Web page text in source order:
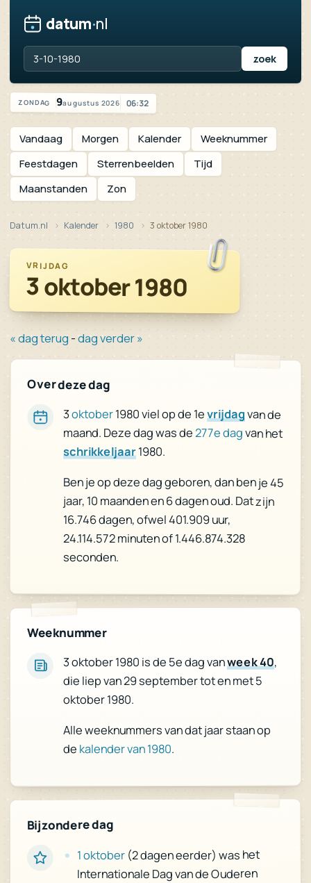
datum·nl
Vandaag is het zondag 9 augustus 2026
ZONDAG 9augustus 2026 06:32
Vandaag Morgen Kalender
Weeknummer
Sterrenbeelden
Tijd
Maanstanden
Zon
Feestdagen
Datum.nl Kalender 1980 3 oktober 1980
VRIJDAG
3 oktober 1980
« dag terug -dag verder »
Over deze dag
3oktober1980 viel op de 1evrijdagvan de
maand. Deze dag was de277e dagvan het
schrikkeljaar1980.
Ben je op deze dag geboren, dan ben je 45
jaar, 10 maanden en 6 dagen oud. Dat zijn
16.746 dagen, ofwel 401.909 uur,
24.114.572 minuten of 1.446.874.328
seconden.
Weeknummer
3 oktober 1980 is de 5e dag vanweek 40,
die liep van 29 september tot en met 5
oktober 1980.
Alle weeknummers van dat jaar staan op
de kalender van 1980.
Bijzondere dag
1 oktober(2 dagen eerder) was het
Internationale Dag van de Ouderen